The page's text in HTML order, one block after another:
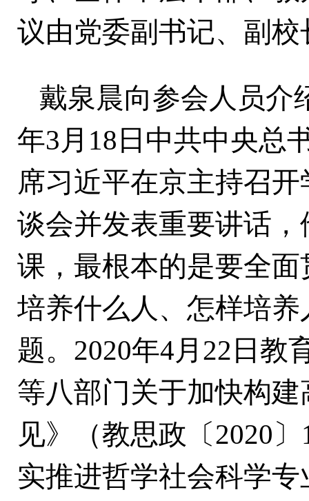
议由党委副书记、副
戴泉晨向参会人员介
年3月18日中共中央总
席习近平在京主持召
谈会并发表重要讲话
课，最根本的是要全
培养什么人、怎样培
题。2020年4月22日教
等八部门关于加快构
见》（教思政〔2020
实推进哲学社会科学